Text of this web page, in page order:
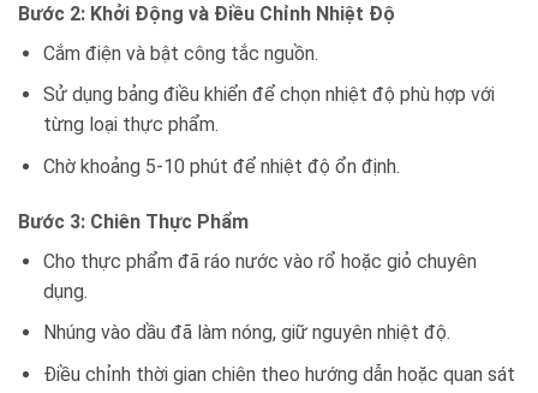
Bước 2: Khởi Động và Điều Chỉnh Nhiệt Độ
Cắm điện và bật công tắc nguồn.
Sử dụng bảng điều khiển để chọn nhiệt độ phù hợp với
từng loại thực phẩm.
Chờ khoảng 5-10 phút để nhiệt độ ổn định.
Bước 3: Chiên Thực Phẩm
Cho thực phẩm đã ráo nước vào rổ hoặc giỏ chuyên
dụng.
Nhúng vào dầu đã làm nóng, giữ nguyên nhiệt độ.
Điều chỉnh thời gian chiên theo hướng dẫn hoặc quan sát